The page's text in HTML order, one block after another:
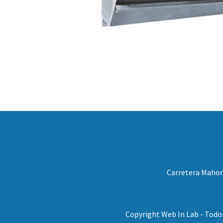
Carretera
Copyright Web In Lab -